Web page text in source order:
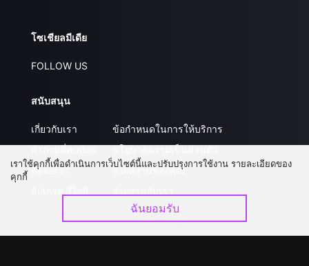
โซเชียลมีเดีย
FOLLOW US
สนับสนุน
เกี่ยวกับเรา
ติดต่อเรา
ข้อกำหนดในการให้บริการ
ส่งผลงานของคุณ
เราใช้คุกกี้เพื่อดำเนินการเว็บไซต์นี้และปรับปรุงการใช้งาน รายละเอียดของ
คุกกี้
ฉันยอมรับ